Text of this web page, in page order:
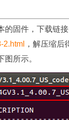
的固件，下载链
，解压缩
所示。